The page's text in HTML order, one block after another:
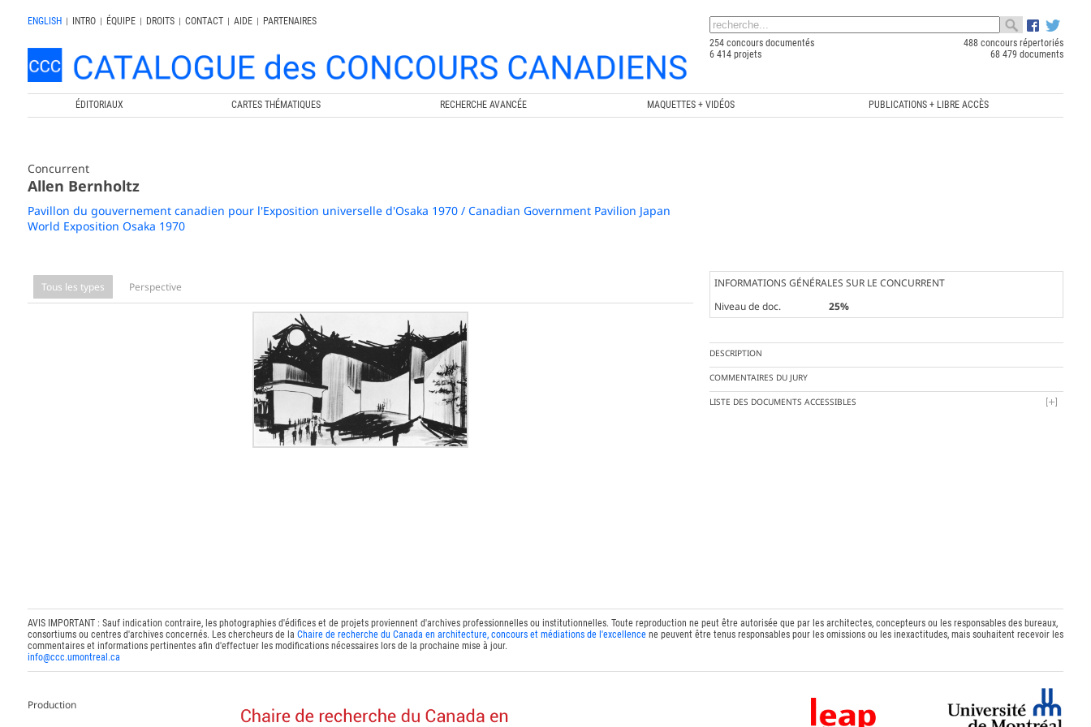
ENGLISH | INTRO | ÉQUIPE | DROITS | CONTACT | AIDE |
PARTENAIRES
254 concours documentés
488 concours répertoriés
6 414 projets
68 479 documents
ÉDITORIAUX CARTES THÉMATIQUES RECHERCHE AVANCÉE MAQUETTES + VIDÉOS PUBLICATIONS + LIBRE ACCÈS
Concurrent
Allen Bernholtz
Pavillon du gouvernement canadien pour l'Exposition universelle d'Osaka 1970 / Canadian Government Pavilion Japan
World Exposition Osaka 1970
Tous les types Perspective
INFORMATIONS GÉNÉRALES SUR LE CONCURRENT
Niveau de doc.
25%
DESCRIPTION
COMMENTAIRES DU JURY
LISTE DES DOCUMENTS ACCESSIBLES
AVIS IMPORTANT : Sauf indication contraire, les photographies d'édifices et de projets proviennent d'archives professionnelles ou institutionnelles. Toute reproduction ne peut être autorisée que par les architectes, concepteurs ou les responsables des bureaux,
consortiums ou centres d'archives concernés. Les chercheurs de la Chaire de recherche du Canada en architecture, concours et médiations de l'excellencene peuvent être tenus responsables pour les omissions ou les inexactitudes, mais souhaitent recevoir les
commentaires et informations pertinentes afin d'effectuer les modifications nécessaires lors de la prochaine mise à jour.
info@ccc.umontreal.ca
Production